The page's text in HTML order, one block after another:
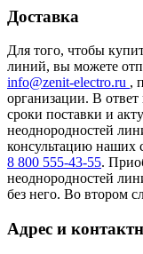
Доставка
Для того, чтобы
линий, вы можете
info@zenit-electro.ru ,
организации. В ответ
сроки поставки и
неоднородностей
консультацию наших
8 800 555-43-55.
неоднородностей
без него. Во втором
Адрес и